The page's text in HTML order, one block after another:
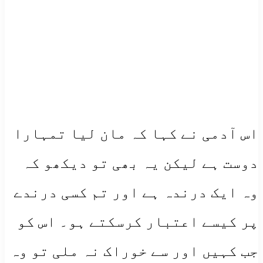
اس آدمی نے کہا کہ مان لیا تمہارا
دوست ہے لیکن یہ بھی تو دیکھو کہ
وہ ایک درندہ ہے اور تم کسی درندے
پر کیسے اعتبار کرسکتے ہو۔ اس کو
جب کہیں اور سے خوراک نہ ملی تو وہ